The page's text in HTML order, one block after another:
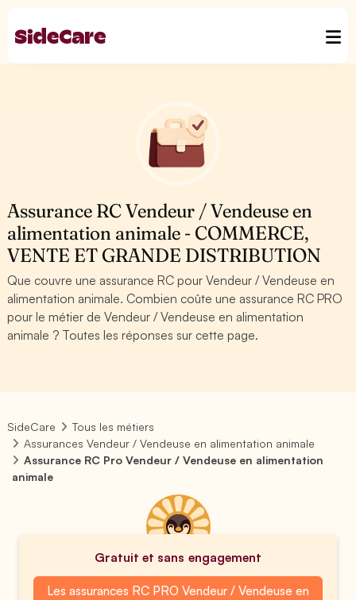
Assurance RC Vendeur / Vendeuse en
alimentation animale - COMMERCE,
VENTE ET GRANDE DISTRIBUTION
Que couvre une assurance RC pour Vendeur / Vendeuse en
alimentation animale. Combien coûte une assurance RC PRO
pour le métier de Vendeur / Vendeuse en alimentation
animale ? Toutes les réponses sur cette page.
SideCare
Tous les métiers
Assurances Vendeur / Vendeuse en alimentation animale
Assurance RC Pro Vendeur / Vendeuse en alimentation
animale
Gratuit et sans engagement
Les assurances RC PRO Vendeur / Vendeuse en